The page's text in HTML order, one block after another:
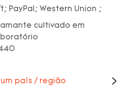
t; PayPal; Western Union ;
cultivado em
um país / região